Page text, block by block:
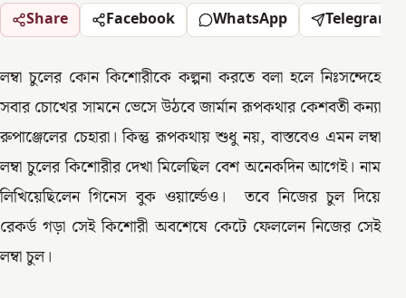
Share Facebook WhatsApp Telegram
লম্বা চুলের কোন কিশোরীকে কল্পনা করতে বলা হলে নিঃসন্দেহে
সবার চোখের সামনে ভেসে উঠবে জার্মান রূপকথার কেশবতী কন্যা
রুপাঞ্জেলের চেহারা। কিন্তু রূপকথায় শুধু নয়, বাস্তবেও এমন লম্বা
লম্বা চুলের কিশোরীর দেখা মিলেছিল বেশ অনেকদিন আগেই। নাম
লিখিয়েছিলেন গিনেস বুক ওয়ার্ল্ডেও। তবে নিজের চুল দিয়ে
রেকর্ড গড়া সেই কিশোরী অবশেষে কেটে ফেললেন নিজের সেই
লম্বা চুল।